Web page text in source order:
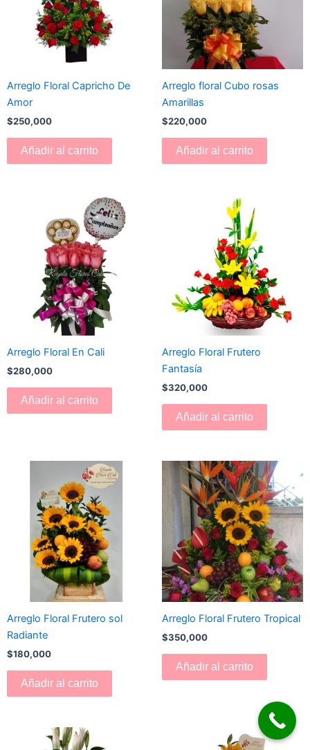
Arreglo Floral Capricho De
Amor
$250,000
Añadir al carrito
Arreglo floral Cubo rosas
Amarillas
$220,000
Añadir al carrito
Arreglo Floral En Cali
$280,000
Añadir al carrito
Arreglo Floral Frutero
Fantasía
$320,000
Añadir al carrito
Arreglo Floral Frutero sol
Radiante
$180,000
Añadir al carrito
Arreglo Floral Frutero Tropical
$350,000
Añadir al carrito